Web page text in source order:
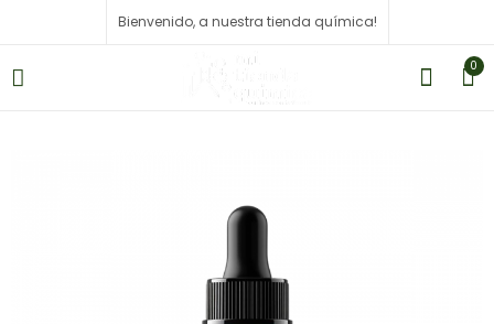
Bienvenido, a nuestra tienda química!
0